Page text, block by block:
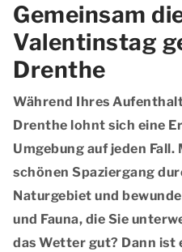
Gemeinsam
Valentinstag
Drenthe
Während Ihres
Drenthe lohnt sich eine
Umgebung auf jeden Fall.
schönen Spaziergang
Naturgebiet und
und Fauna, die Sie
das Wetter gut? Dann ist